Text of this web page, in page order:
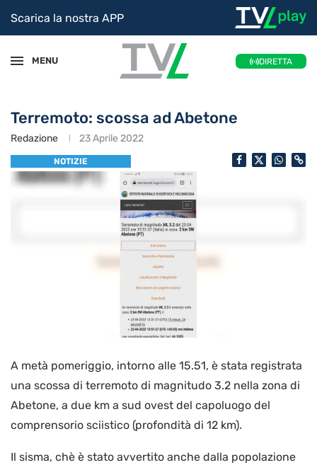
Scarica la nostra APP
MENU DIRETTA
Terremoto: scossa ad Abetone
Redazione 23 Aprile 2022
NOTIZIE
A metà pomeriggio, intorno alle 15.51, è stata registrata
una scossa di terremoto di magnitudo 3.2 nella zona di
Abetone, a due km a sud ovest del capoluogo del
comprensorio sciistico (profondità di 12 km).
Il sisma, chè è stato avvertito anche dalla popolazione